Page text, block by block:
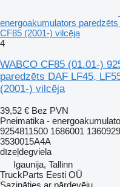
energoakumulators
CF85 (2001-) vilcēja
4
WABCO CF85 (01.01-)
paredzēts DAF LF45,
(2001-) vilcēja
39,52 € Bez PVN
Pneimatika -
9254811500 1686001
3530015A4A
dīzeļdegviela
Igaunija, Tallinn
TruckParts Eesti OÜ
Sazināties ar pārdevēju